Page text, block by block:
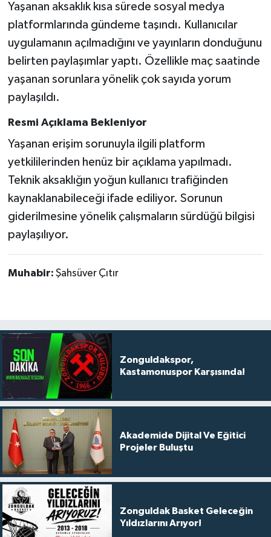
Yaşanan aksaklık kısa sürede sosyal medya
platformlarında gündeme taşındı. Kullanıcılar
uygulamanın açılmadığını ve yayınların donduğunu
belirten paylaşımlar yaptı. Özellikle maç saatinde
yaşanan sorunlara yönelik çok sayıda yorum
paylaşıldı.
Resmi Açıklama Bekleniyor
Yaşanan erişim sorunuyla ilgili platform
yetkililerinden henüz bir açıklama yapılmadı.
Teknik aksaklığın yoğun kullanıcı trafiğinden
kaynaklanabileceği ifade ediliyor. Sorunun
giderilmesine yönelik çalışmaların sürdüğü bilgisi
paylaşılıyor.
Muhabir: Şahsüver Çıtır
Zonguldakspor,
Kastamonuspor Karşısında!
Akademide Dijital Ve Eğitici
Projeler Buluştu
Zonguldak Basket Geleceğin
Yıldızlarını Arıyor!